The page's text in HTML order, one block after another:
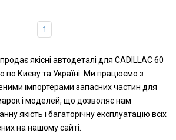
1
якісні автодеталі для CADILLAC 60
по Києву та Україні. Ми працюємо з
імпортерами запасних частин для
і моделей, що дозволяє нам
якість і багаторічну експлуатацію всіх
на нашому сайті.